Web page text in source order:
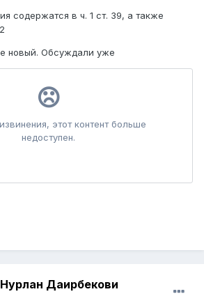
содержатся в ч. 1 ст. 39, а также
новый. Обсуждали уже
Даирбекови